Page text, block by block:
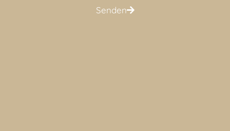
Senden